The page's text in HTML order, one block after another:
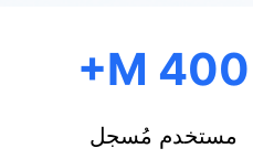
400 M
مستخدم مُسجل